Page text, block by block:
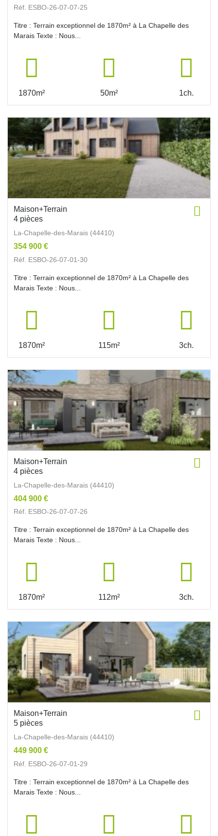
Réf. ESBO-26-07-07-25
Titre : Terrain exceptionnel de 1870m² à La Chapelle des
Marais Texte : Nous...
1870m² 50m² 1ch.
Maison+Terrain
4 pièces
La-Chapelle-des-Marais (44410)
354 900 €
Réf. ESBO-26-07-01-30
Titre : Terrain exceptionnel de 1870m² à La Chapelle des
Marais Texte : Nous...
1870m² 115m² 3ch.
Maison+Terrain
4 pièces
La-Chapelle-des-Marais (44410)
404 900 €
Réf. ESBO-26-07-07-26
Titre : Terrain exceptionnel de 1870m² à La Chapelle des
Marais Texte : Nous...
1870m² 112m² 3ch.
Maison+Terrain
5 pièces
La-Chapelle-des-Marais (44410)
449 900 €
Réf. ESBO-26-07-01-29
Titre : Terrain exceptionnel de 1870m² à La Chapelle des
Marais Texte : Nous...